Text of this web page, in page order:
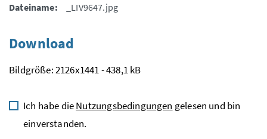
Dateiname:
_LIV9647.jpg
Download
Bildgröße: 2126x1441 - 438,1 kB
Ich habe dieNutzungsbedingungen gelesen und bin
einverstanden.